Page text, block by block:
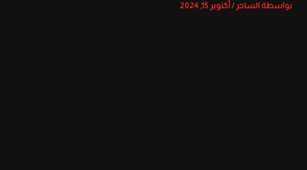
بواسطة الساحر/أكتوبر 15, 2024